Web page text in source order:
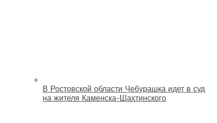
В Ростовской области Чебурашка идет в суд
на жителя Каменска-Шахтинского